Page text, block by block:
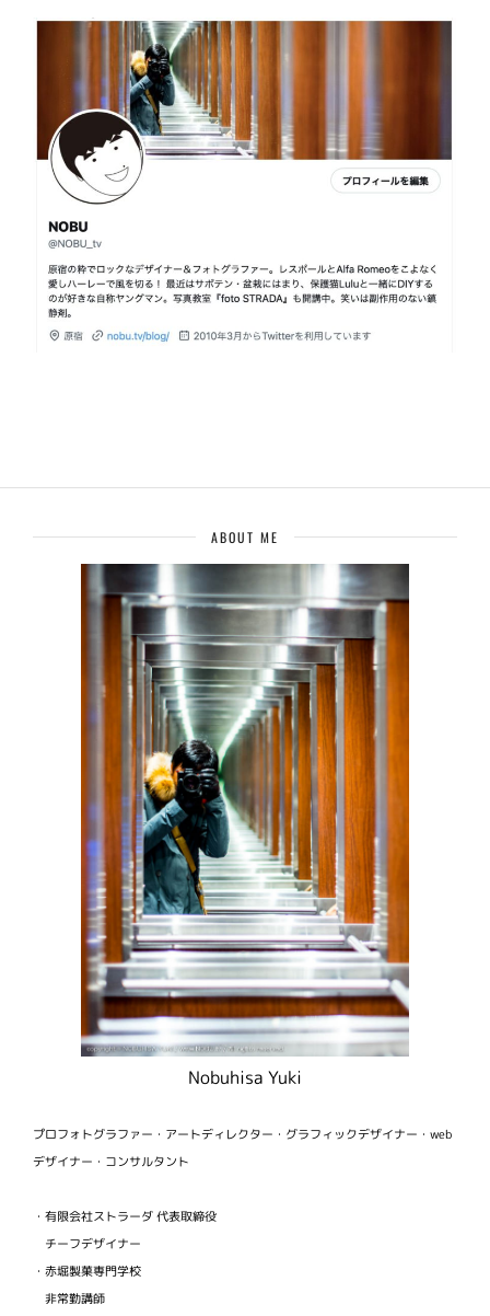
ABOUT ME
Nobuhisa Yuki
プロフォトグラファー・アートディレクター・グラフィックデザイナー・web
デザイナー・コンサルタント
・有限会社ストラーダ 代表取締役
チーフデザイナー
・赤堀製菓専門学校
非常勤講師